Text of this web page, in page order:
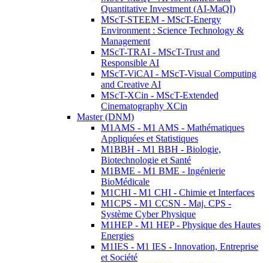
Quantitative Investment (AI-MaQI)
MScT-STEEM - MScT-Energy
Environment : Science Technology &
Management
MScT-TRAI - MScT-Trust and
Responsible AI
MScT-ViCAI - MScT-Visual Computing
and Creative AI
MScT-XCin - MScT-Extended
Cinematography XCin
Master (DNM)
M1AMS - M1 AMS - Mathématiques
Appliquées et Statistiques
M1BBH - M1 BBH - Biologie,
Biotechnologie et Santé
M1BME - M1 BME - Ingénierie
BioMédicale
M1CHI - M1 CHI - Chimie et Interfaces
M1CPS - M1 CCSN - Maj. CPS -
Système Cyber Physique
M1HEP - M1 HEP - Physique des Hautes
Energies
M1IES - M1 IES - Innovation, Entreprise
et Société